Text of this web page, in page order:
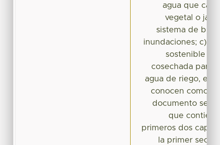
agua que cae
vegetal o
sistema de
inundaciones; c)
sostenible ya
cosechada para
agua de riego,
conocen como
documento se
que
primeros dos
la primer